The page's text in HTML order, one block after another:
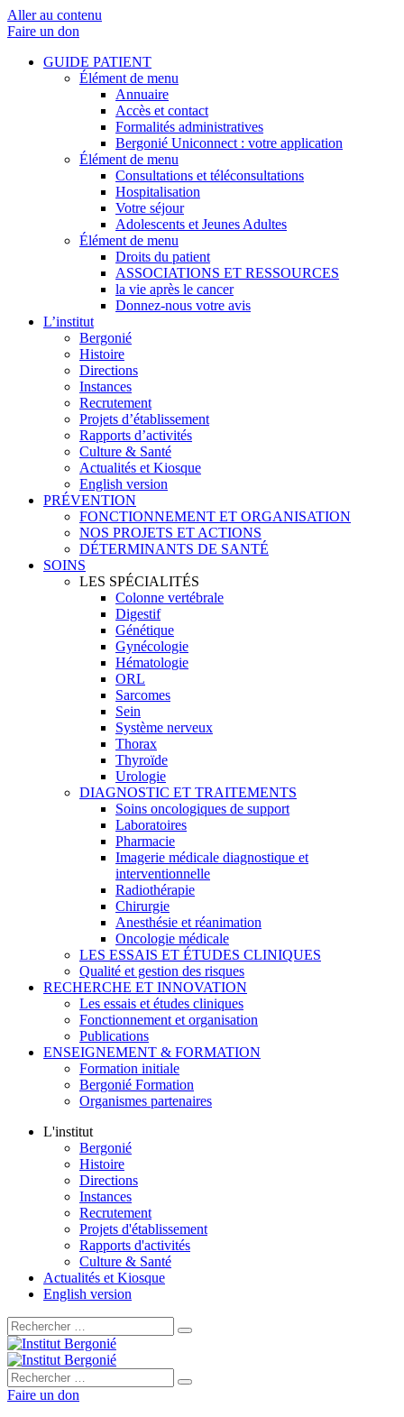
Aller au contenu
Faire un don
GUIDE PATIENT
Élément de menu
Annuaire
Accès et contact
Formalités administratives
Bergonié Uniconnect : votre application
Élément de menu
Consultations et téléconsultations
Hospitalisation
Votre séjour
Adolescents et Jeunes Adultes
Élément de menu
Droits du patient
ASSOCIATIONS ET RESSOURCES
la vie après le cancer
Donnez-nous votre avis
L’institut
Bergonié
Histoire
Directions
Instances
Recrutement
Projets d’établissement
Rapports d’activités
Culture & Santé
Actualités et Kiosque
English version
PRÉVENTION
FONCTIONNEMENT ET ORGANISATION
NOS PROJETS ET ACTIONS
DÉTERMINANTS DE SANTÉ
SOINS
LES SPÉCIALITÉS
Colonne vertébrale
Digestif
Génétique
Gynécologie
Hématologie
ORL
Sarcomes
Sein
Système nerveux
Thorax
Thyroïde
Urologie
DIAGNOSTIC ET TRAITEMENTS
Soins oncologiques de support
Laboratoires
Pharmacie
Imagerie médicale diagnostique et
interventionnelle
Radiothérapie
Chirurgie
Anesthésie et réanimation
Oncologie médicale
LES ESSAIS ET ÉTUDES CLINIQUES
Qualité et gestion des risques
RECHERCHE ET INNOVATION
Les essais et études cliniques
Fonctionnement et organisation
Publications
ENSEIGNEMENT & FORMATION
Formation initiale
Bergonié Formation
Organismes partenaires
L'institut
Bergonié
Histoire
Directions
Instances
Recrutement
Projets d'établissement
Rapports d'activités
Culture & Santé
Actualités et Kiosque
English version
Rechercher :
Rechercher :
Faire un don